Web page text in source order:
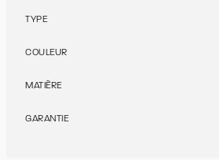
TYPE
COULEUR
MATIÈRE
GARANTIE